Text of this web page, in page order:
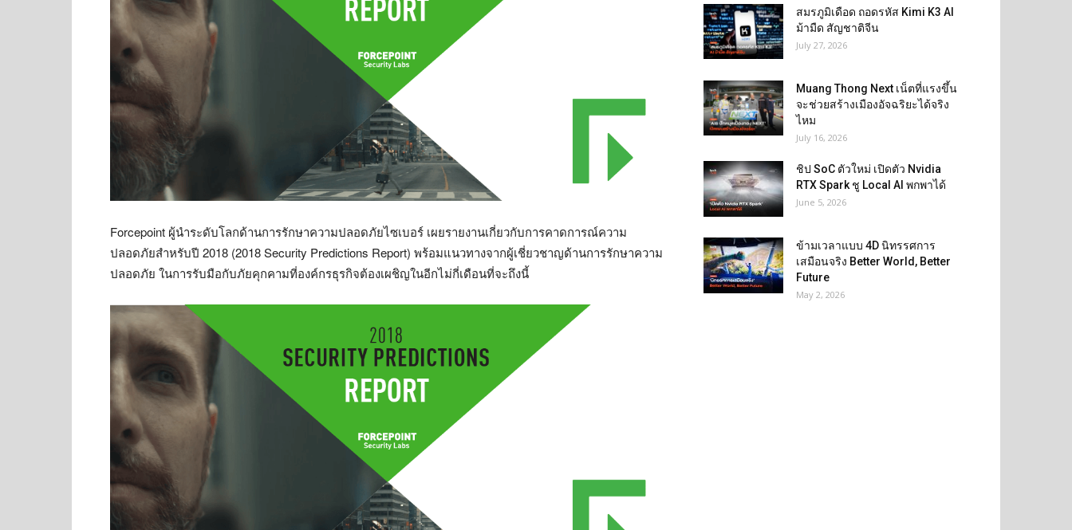
Forcepoint ผู้นำระดับโลกด้านการรักษาความปลอดภัยไซเบอร์ เผยรายงานเกี่ยวกับการคาดการณ์ความ
ปลอดภัยสำหรับปี 2018 (2018 Security Predictions Report) พร้อมแนวทางจากผู้เชี่ยวชาญด้านการรักษาความ
ปลอดภัย ในการรับมือกับภัยคุกคามที่องค์กรธุรกิจต้องเผชิญในอีกไม่กี่เดือนที่จะถึงนี้
สมรภูมิเดือด ถอดรหัส Kimi K3 AI
ม้ามืด สัญชาติจีน
July 27, 2026
Muang Thong Next เน็ตที่แรงขึ้น
จะช่วยสร้างเมืองอัจฉริยะได้จริง
ไหม
July 16, 2026
ชิป SoC ตัวใหม่ เปิดตัว Nvidia
RTX Spark ชู Local AI พกพาได้
June 5, 2026
ข้ามเวลาแบบ 4D นิทรรศการ
เสมือนจริง Better World, Better
Future
May 2, 2026